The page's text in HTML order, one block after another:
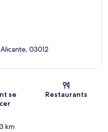
03012
se
Restaurants
km